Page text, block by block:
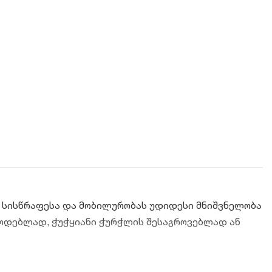
და მობილურობას უდიდესი მნიშვნელობა
ჭუჭყიანი ჭურჭლის შესაგროვებლად ან